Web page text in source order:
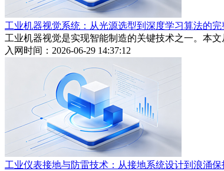
工业机器视觉系统：从光源选型到深度学习算法的
工业机器视觉是实现智能制造的关键技术之一。本
入网时间：2026-06-29 14:37:12
工业仪表接地与防雷技术：从接地系统设计到浪涌